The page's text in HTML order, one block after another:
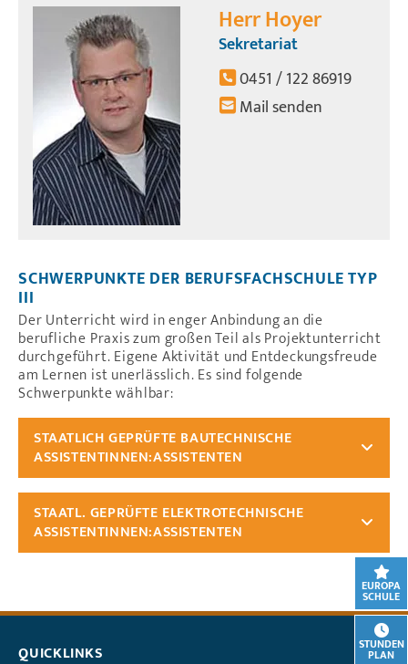
EUROPA
SCHULE
STUNDEN
PLAN
Herr Hoyer
Sekretariat
0451 / 122 86919
Mail senden
SCHWERPUNKTE DER BERUFSFACHSCHULE TYP
III
Der Unterricht wird in enger Anbindung an die
berufliche Praxis zum großen Teil als Projektunterricht
durchgeführt. Eigene Aktivität und Entdeckungsfreude
am Lernen ist unerlässlich. Es sind folgende
Schwerpunkte wählbar:
STAATLICH GEPRÜFTE BAUTECHNISCHE
ASSISTENTINNEN:ASSISTENTEN
STAATL. GEPRÜFTE ELEKTROTECHNISCHE
ASSISTENTINNEN:ASSISTENTEN
QUICKLINKS